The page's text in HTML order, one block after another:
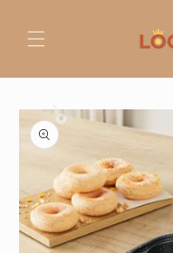
al contenido
directamente
a la
información
del producto